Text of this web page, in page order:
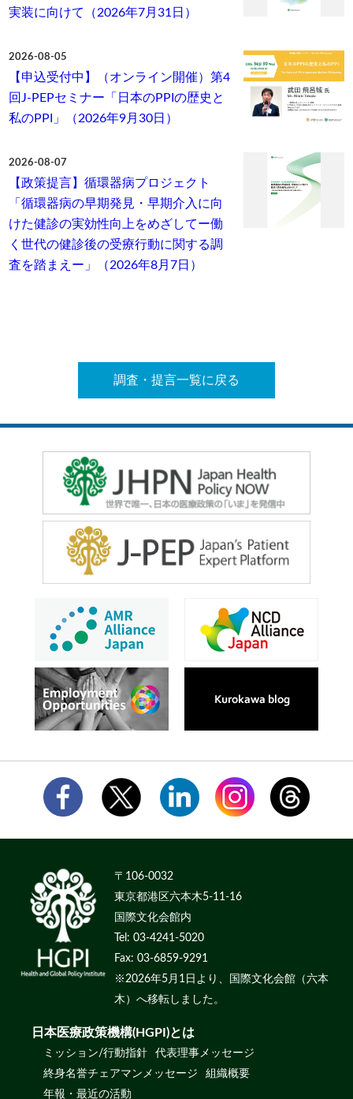
実装に向けて（2026年7月31日）
2026-08-05
【申込受付中】（オンライン開催）第4
回J-PEPセミナー「日本のPPIの歴史と
私のPPI」（2026年9月30日）
2026-08-07
【政策提言】循環器病プロジェクト
「循環器病の早期発見・早期介入に向
けた健診の実効性向上をめざしてー働
く世代の健診後の受療行動に関する調
査を踏まえー」（2026年8月7日）
調査・提言一覧に戻る
〒106-0032
東京都港区六本木5-11-16
国際文化会館内
Tel: 03-4241-5020
Fax: 03-6859-9291
※2026年5月1日より、国際文化会館（六本
木）へ移転しました。
日本医療政策機構(HGPI)とは
ミッション/行動指針
代表理事メッセージ
終身名誉チェアマンメッセージ
組織概要
年報・最近の活動